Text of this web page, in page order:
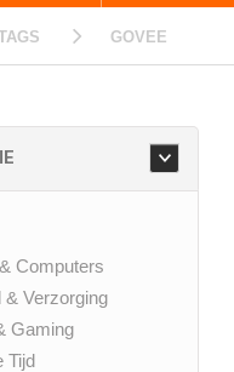
GOVEE
Computers
& Verzorging
Gaming
Tijd